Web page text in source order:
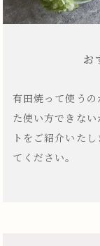
お
有田焼って使うの
た使い方できな
トをご紹介いた
てください。